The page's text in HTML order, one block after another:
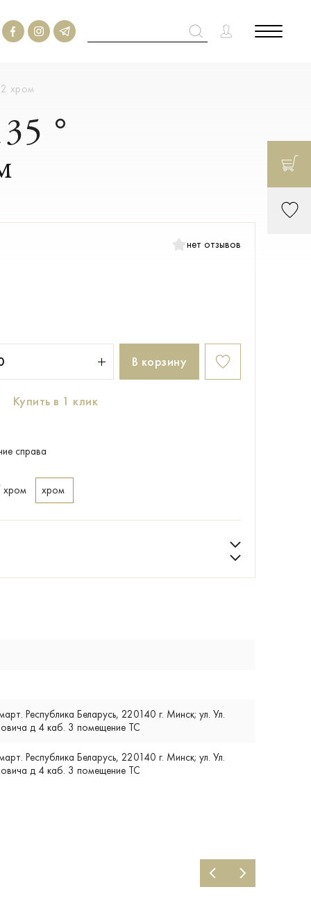
хром
°
нет отзывов
В корзину
Купить в 1 клик
справа
хром
хром
Республика Беларусь, 220140 г. Минск; ул. Ул.
д 4 каб. 3 помещение ТС
Республика Беларусь, 220140 г. Минск; ул. Ул.
д 4 каб. 3 помещение ТС